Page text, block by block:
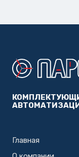
Главная